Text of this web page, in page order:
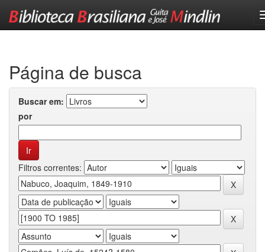
Página de busca
Buscar em:
por
Filtros correntes: